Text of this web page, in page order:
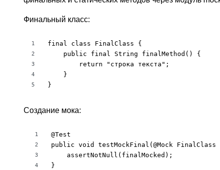
Финальный класс:
1
2
3
4
5
final class FinalClass {
    public final String finalMethod() {
        return "строка текста";
    }
}
Создание мока:
1
2
3
4
@Test
public void testMockFinal(@Mock
    assertNotNull(finalMocked);
}